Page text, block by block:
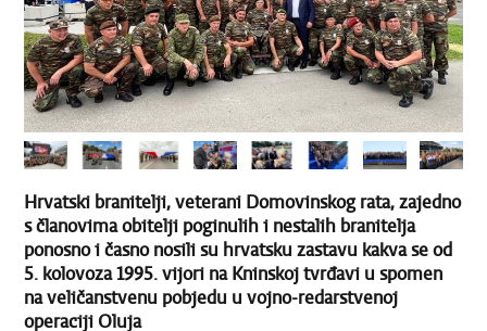
Hrvatski branitelji, veterani Domovinskog rata, zajedno
s članovima obitelji poginulih i nestalih branitelja
ponosno i časno nosili su hrvatsku zastavu kakva se od
5. kolovoza 1995. vijori na Kninskoj tvrđavi u spomen
na veličanstvenu pobjedu u vojno-redarstvenoj
operaciji Oluja